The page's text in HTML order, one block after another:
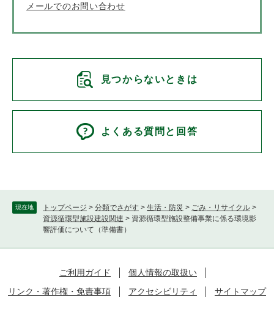
現在地 トップページ > 分類でさがす > 生活・防災 > ごみ・リサイクル >
資源循環型施設建設関連 > 資源循環型施設整備事業に係る環境影
響評価について（準備書）
メールでのお問い合わせ
見つからないときは
よくある質問と回答
ご利用ガイド
個人情報の取扱い
リンク・著作権・免責事項
アクセシビリティ サイトマップ